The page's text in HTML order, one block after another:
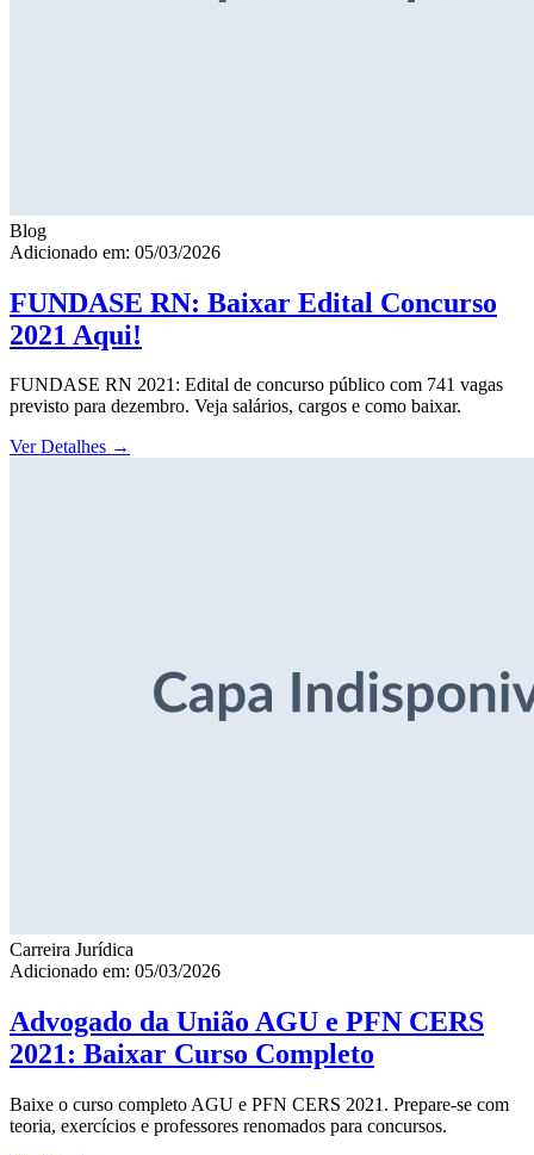
Blog
Adicionado em: 05/03/2026
FUNDASE RN: Baixar Edital Concurso
2021 Aqui!
FUNDASE RN 2021: Edital de concurso público com 741 vagas
previsto para dezembro. Veja salários, cargos e como baixar.
Ver Detalhes →
Carreira Jurídica
Adicionado em: 05/03/2026
Advogado da União AGU e PFN CERS
2021: Baixar Curso Completo
Baixe o curso completo AGU e PFN CERS 2021. Prepare-se com
teoria, exercícios e professores renomados para concursos.